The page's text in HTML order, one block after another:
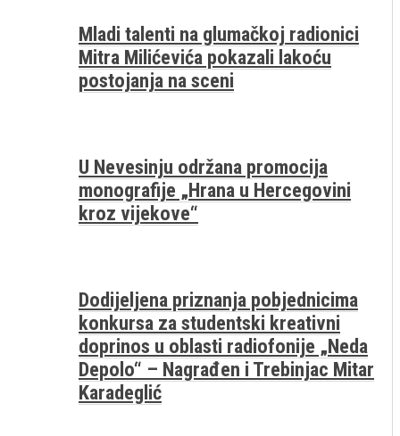
Mladi talenti na glumačkoj radionici
Mitra Milićevića pokazali lakoću
postojanja na sceni
U Nevesinju održana promocija
monografije „Hrana u Hercegovini
kroz vijekove“
Dodijeljena priznanja pobjednicima
konkursa za studentski kreativni
doprinos u oblasti radiofonije „Neda
Depolo“ – Nagrađen i Trebinjac Mitar
Karadeglić